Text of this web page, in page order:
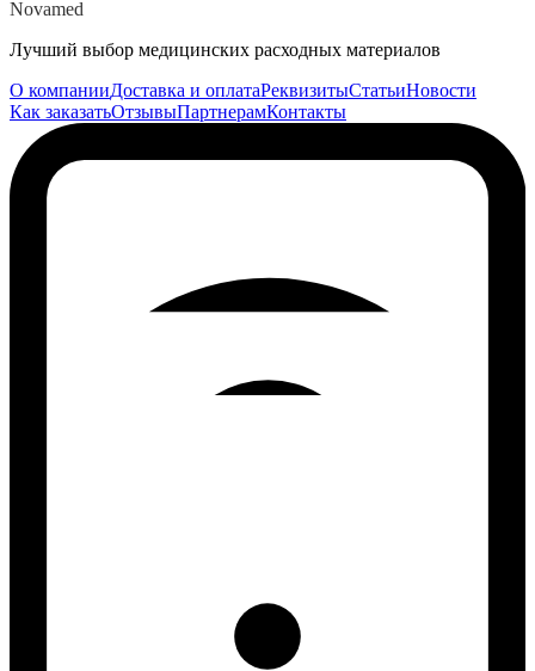
Novamed
Лучший выбор медицинских расходных материалов
О компанииДоставка и оплатаРеквизитыСтатьиНовости
Как заказатьОтзывыПартнерамКонтакты